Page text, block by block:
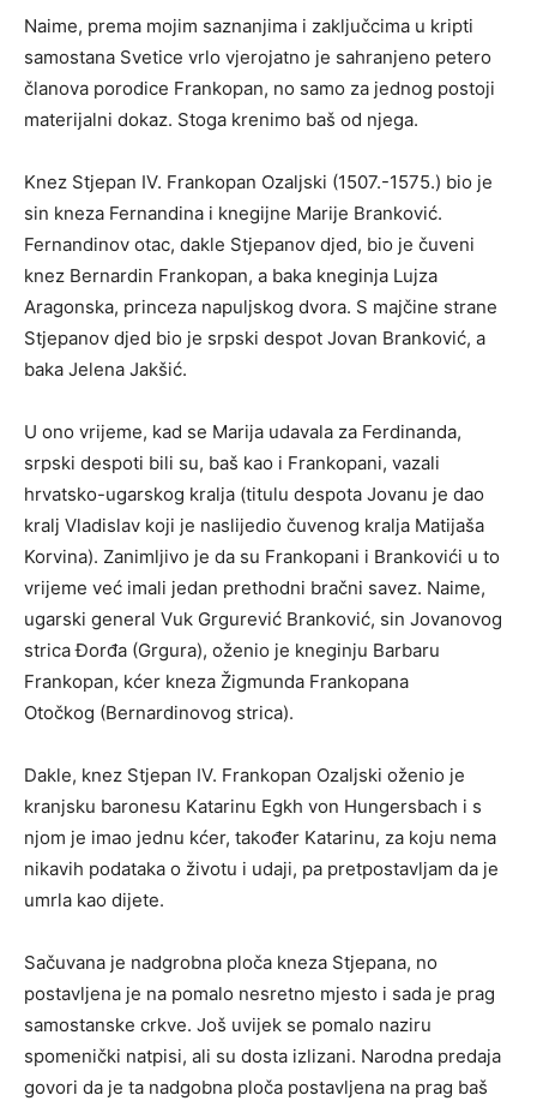
Naime, prema mojim saznanjima i zaključcima u kripti
samostana Svetice vrlo vjerojatno je sahranjeno petero
članova porodice Frankopan, no samo za jednog postoji
materijalni dokaz. Stoga krenimo baš od njega.
Knez Stjepan IV. Frankopan Ozaljski (1507.-1575.) bio je
sin kneza Fernandina i knegijne Marije Branković.
Fernandinov otac, dakle Stjepanov djed, bio je čuveni
knez Bernardin Frankopan, a baka kneginja Lujza
Aragonska, princeza napuljskog dvora. S majčine strane
Stjepanov djed bio je srpski despot Jovan Branković, a
baka Jelena Jakšić.
U ono vrijeme, kad se Marija udavala za Ferdinanda,
srpski despoti bili su, baš kao i Frankopani, vazali
hrvatsko-ugarskog kralja (titulu despota Jovanu je dao
kralj Vladislav koji je naslijedio čuvenog kralja Matijaša
Korvina). Zanimljivo je da su Frankopani i Brankovići u to
vrijeme već imali jedan prethodni bračni savez. Naime,
ugarski general Vuk Grgurević Branković, sin Jovanovog
strica Đorđa (Grgura), oženio je kneginju Barbaru
Frankopan, kćer kneza Žigmunda Frankopana
Otočkog (Bernardinovog strica).
Dakle, knez Stjepan IV. Frankopan Ozaljski oženio je
kranjsku baronesu Katarinu Egkh von Hungersbach i s
njom je imao jednu kćer, također Katarinu, za koju nema
nikavih podataka o životu i udaji, pa pretpostavljam da je
umrla kao dijete.
Sačuvana je nadgrobna ploča kneza Stjepana, no
postavljena je na pomalo nesretno mjesto i sada je prag
samostanske crkve. Još uvijek se pomalo naziru
spomenički natpisi, ali su dosta izlizani. Narodna predaja
govori da je ta nadgobna ploča postavljena na prag baš